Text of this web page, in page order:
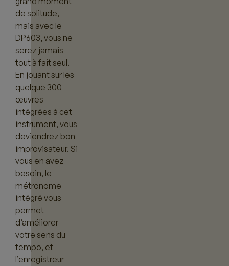
de solitude,
mais avec le
DP603, vous ne
serez jamais
tout à fait seul.
En jouant sur les
quelque 300
œuvres
intégrées à cet
instrument, vous
deviendrez bon
improvisateur. Si
vous en avez
besoin, le
métronome
intégré vous
permet
d’améliorer
votre sens du
tempo, et
l’enregistreur